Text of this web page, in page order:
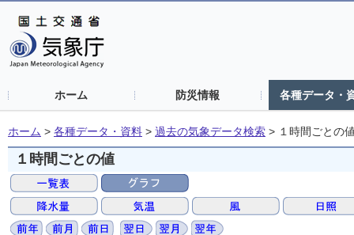
ホーム 防災情報 各種データ・
ホーム > 各種データ・資料 > 過去の気象データ検索 > １時間ごとの
１時間ごとの値